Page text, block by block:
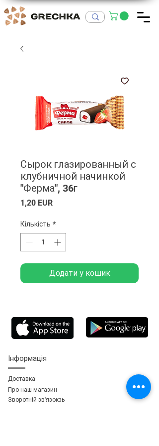
Сырок глазированный с
клубничной начинкой
"Ферма", 36г
1,20 EURЦіна
Кількість *
Додати у кошик
Інформація
Доставка
Про наш магазин
Зворотній зв'язокзь